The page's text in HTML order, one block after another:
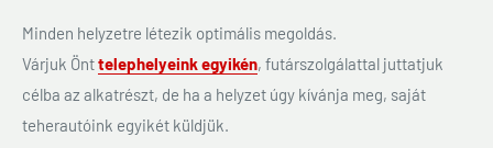
Minden helyzetre létezik optimális megoldás.
Várjuk Önttelephelyeink egyikén, futárszolgálattal juttatjuk
célba az alkatrészt, de ha a helyzet úgy kívánja meg, saját
teherautóink egyikét küldjük.